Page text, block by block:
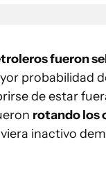
fueron
probabilidad
de estar
rotando los
inactivo